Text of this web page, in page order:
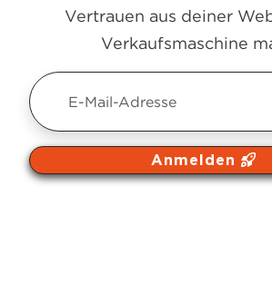
Vertrauen aus deiner
Verkaufsmaschine
Anmelden